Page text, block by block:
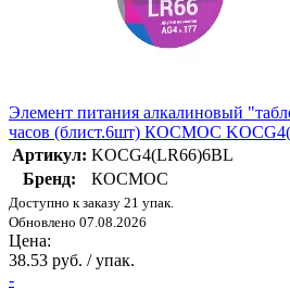
Элемент питания алкалиновый
часов (блист.6шт) КОСМОС
Артикул: KOCG4(LR66)6BL
Бренд:
КОСМОС
Доступно к заказу 21 упак.
Обновлено 07.08.2026
Цена:
38.53 руб. / упак.
-